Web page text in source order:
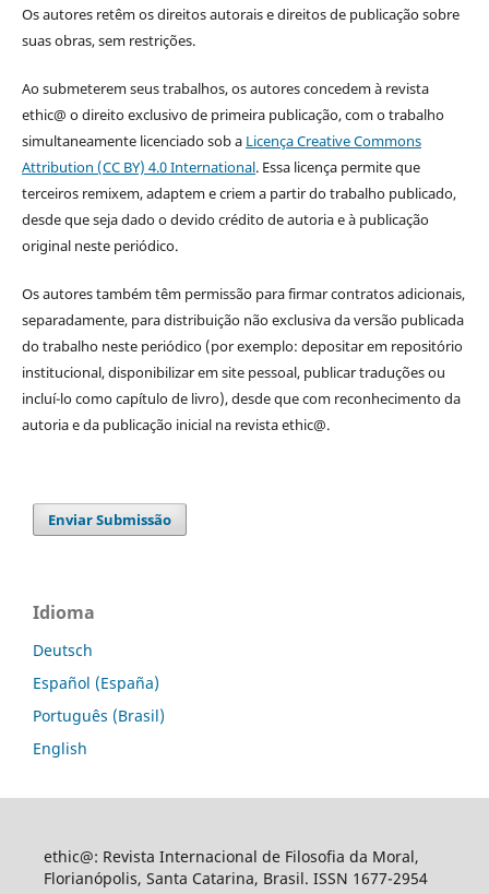
Os autores retêm os direitos autorais e direitos de publicação sobre
suas obras, sem restrições.
Ao submeterem seus trabalhos, os autores concedem à revista
ethic@ o direito exclusivo de primeira publicação, com o trabalho
simultaneamente licenciado sob a Licença Creative Commons
Attribution (CC BY) 4.0 International. Essa licença permite que
terceiros remixem, adaptem e criem a partir do trabalho publicado,
desde que seja dado o devido crédito de autoria e à publicação
original neste periódico.
Os autores também têm permissão para firmar contratos adicionais,
separadamente, para distribuição não exclusiva da versão publicada
do trabalho neste periódico (por exemplo: depositar em repositório
institucional, disponibilizar em site pessoal, publicar traduções ou
incluí-lo como capítulo de livro), desde que com reconhecimento da
autoria e da publicação inicial na revista ethic@.
Enviar Submissão
Idioma
Deutsch
Español (España)
Português (Brasil)
English
ethic@: Revista Internacional de Filosofia da Moral,
Florianópolis, Santa Catarina, Brasil. ISSN 1677-2954